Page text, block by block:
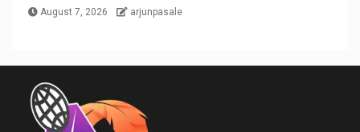
August 7, 2026 arjunpasale